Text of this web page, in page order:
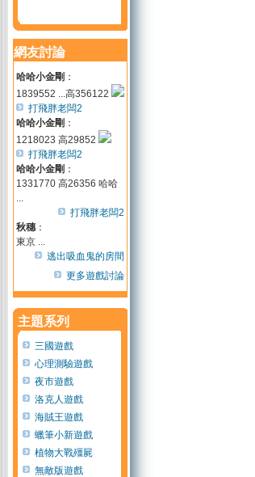
網友討論
哈哈小金剛 ：
1839552 ...高356122
打飛胖老闆2
哈哈小金剛 ：
1218023 高29852
打飛胖老闆2
哈哈小金剛 ：
1331770 高26356 哈哈
...
打飛胖老闆2
秋穗：
東京 ...
逃出吸血鬼的房間
更多遊戲討論
主題系列
三國遊戲
心理測驗遊戲
夜市遊戲
洛克人遊戲
海賊王遊戲
蠟筆小新遊戲
植物大戰殭屍
無敵版遊戲